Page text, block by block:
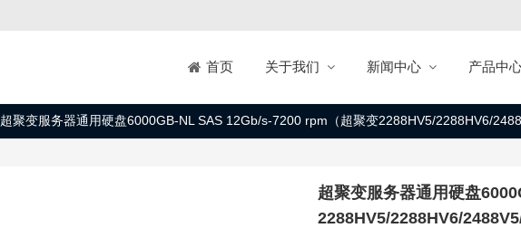
首页 关于我们 新闻中心 产品中
超聚变服务器通用硬盘6000GB-NL SAS 12Gb/s-7200 rpm（超聚变2288HV5/2288HV6/
超聚变服务器通用硬盘
2288HV5/2288HV6/